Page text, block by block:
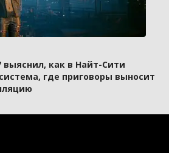
выяснил, как в Найт-Сити
где приговоры выносит